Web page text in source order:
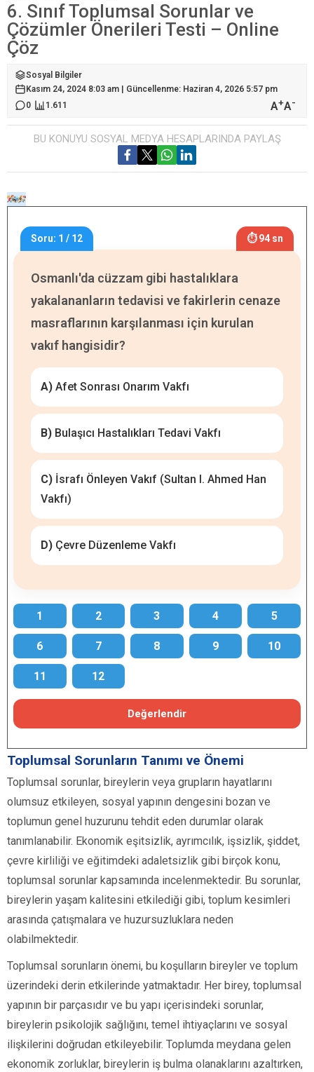
6. Sınıf Toplumsal Sorunlar ve
Çözümler Önerileri Testi – Online
Çöz
Sosyal Bilgiler
Kasım 24, 2024 8:03 am | Güncellenme: Haziran 4, 2026 5:57 pm
0
1.611 A+A-
BU KONUYU SOSYAL MEDYA HESAPLARINDA PAYLAŞ
Soru: 1 / 12 ⏱ 94 sn
Osmanlı'da cüzzam gibi hastalıklara
yakalananların tedavisi ve fakirlerin cenaze
masraflarının karşılanması için kurulan
vakıf hangisidir?
A) Afet Sonrası Onarım Vakfı
B) Bulaşıcı Hastalıkları Tedavi Vakfı
C) İsrafı Önleyen Vakıf (Sultan I. Ahmed Han
Vakfı)
D) Çevre Düzenleme Vakfı
1 2 3 4 5
6 7 8 9 10
11 12
Değerlendir
Toplumsal Sorunların Tanımı ve Önemi
Toplumsal sorunlar, bireylerin veya grupların hayatlarını
olumsuz etkileyen, sosyal yapının dengesini bozan ve
toplumun genel huzurunu tehdit eden durumlar olarak
tanımlanabilir. Ekonomik eşitsizlik, ayrımcılık, işsizlik, şiddet,
çevre kirliliği ve eğitimdeki adaletsizlik gibi birçok konu,
toplumsal sorunlar kapsamında incelenmektedir. Bu sorunlar,
bireylerin yaşam kalitesini etkilediği gibi, toplum kesimleri
arasında çatışmalara ve huzursuzluklara neden
olabilmektedir.
Toplumsal sorunların önemi, bu koşulların bireyler ve toplum
üzerindeki derin etkilerinde yatmaktadır. Her birey, toplumsal
yapının bir parçasıdır ve bu yapı içerisindeki sorunlar,
bireylerin psikolojik sağlığını, temel ihtiyaçlarını ve sosyal
ilişkilerini doğrudan etkileyebilir. Toplumda meydana gelen
ekonomik zorluklar, bireylerin iş bulma olanaklarını azaltırken,